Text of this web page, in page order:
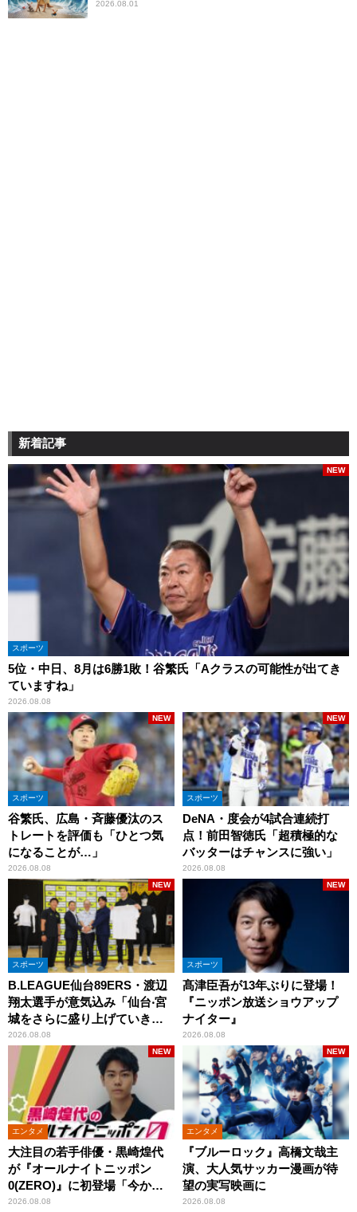
2026.08.01
新着記事
スポーツ
5位・中日、8月は6勝1敗！谷繁氏「Aクラスの可能性が出てき
ていますね」
2026.08.08
NEW
スポーツ
谷繁氏、広島・斉藤優汰のス
トレートを評価も「ひとつ気
になることが…」
2026.08.08
NEW
スポーツ
DeNA・度会が4試合連続打
点！前田智徳氏「超積極的な
バッターはチャンスに強い」
2026.08.08
NEW
スポーツ
B.LEAGUE仙台89ERS・渡辺
翔太選手が意気込み「仙台‧宮
城をさらに盛り上げていきた
いです」
2026.08.08
NEW
スポーツ
髙津臣吾が13年ぶりに登場！
『ニッポン放送ショウアップ
ナイター』
2026.08.08
NEW
エンタメ
大注目の若手俳優・黒崎煌代
が『オールナイトニッポン
0(ZERO)』に初登場「今から
とてもワクワクしておりま
2026.08.08
NEW
エンタメ
『ブルーロック』高橋文哉主
演、大人気サッカー漫画が待
望の実写映画に
2026.08.08
NEW